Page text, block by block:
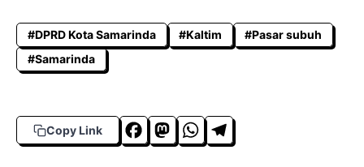
#DPRD Kota Samarinda #Kaltim
#Pasar subuh
#Samarinda
Copy Link
F M W T